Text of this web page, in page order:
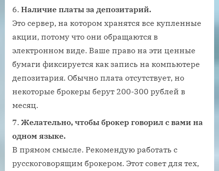
Наличие платы за депозитарий.
Это сервер, на котором хранятся все купленные
акции, потому что они обращаются в
электронном виде. Ваше право на эти ценные
бумаги фиксируется как запись на компьютере
депозитария. Обычно плата отсутствует, но
некоторые брокеры берут 200-300 рублей в
месяц.
Желательно, чтобы брокер говорил с вами на
одном языке.
В прямом смысле. Рекомендую работать с
русскоговорящим брокером. Этот совет для тех,